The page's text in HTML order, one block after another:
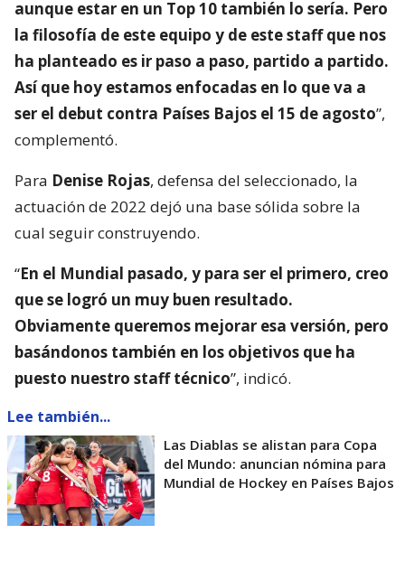
aunque estar en un Top 10 también lo sería. Pero
la filosofía de este equipo y de este staff que nos
ha planteado es ir paso a paso, partido a partido.
Así que hoy estamos enfocadas en lo que va a
ser el debut contra Países Bajos el 15 de agosto”,
complementó.
Para Denise Rojas, defensa del seleccionado, la
actuación de 2022 dejó una base sólida sobre la
cual seguir construyendo.
“En el Mundial pasado, y para ser el primero, creo
que se logró un muy buen resultado.
Obviamente queremos mejorar esa versión, pero
basándonos también en los objetivos que ha
puesto nuestro staff técnico”, indicó.
Lee también...
Las Diablas se alistan para Copa
del Mundo: anuncian nómina para
Mundial de Hockey en Países Bajos